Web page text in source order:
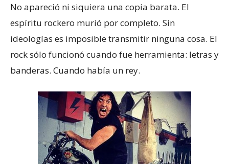
No apareció ni siquiera una copia barata. El
espíritu rockero murió por completo. Sin
ideologías es imposible transmitir ninguna cosa. El
rock sólo funcionó cuando fue herramienta: letras y
banderas. Cuando había un rey.